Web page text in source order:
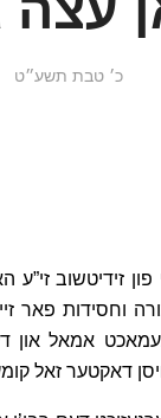
כ׳ טבת תשע״ט
זידיטשוב
וחסידות פאר
אמאל און
דאקטער זאל